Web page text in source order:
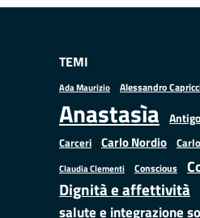
TEMI
Ada Maurizio Alessandro
Anastasìa
Carceri Carlo Nordio
Claudia Clementi Conscious
Dignità e affettività
salute e integrazione